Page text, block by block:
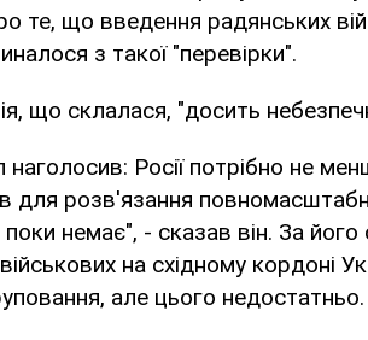
те, що введення радянських
з такої "перевірки".
що склалася, "досить
наголосив: Росії потрібно не
для розв'язання
немає", - сказав він. За його
на східному кордоні
але цього недостатньо.